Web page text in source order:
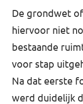
De grondwet
hiervoor niet
bestaande
voor stap
Na dat eerste
werd duidelijk